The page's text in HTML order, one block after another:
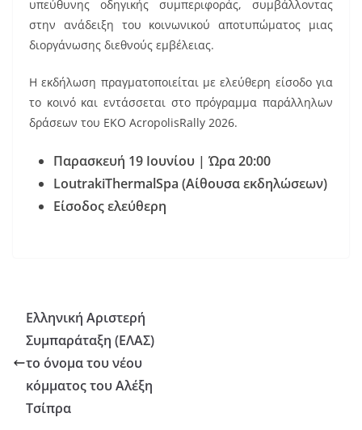
υπεύθυνης οδηγικής συμπεριφοράς, συμβάλλοντας
στην ανάδειξη του κοινωνικού αποτυπώματος μιας
διοργάνωσης διεθνούς εμβέλειας.
Η εκδήλωση πραγματοποιείται με ελεύθερη είσοδο για
το κοινό και εντάσσεται στο πρόγραμμα παράλληλων
δράσεων του ΕΚΟ AcropolisRally 2026.
Παρασκευή 19 Ιουνίου | Ώρα 20:00
LoutrakiThermalSpa (Αίθουσα εκδηλώσεων)
Είσοδος ελεύθερη
Ελληνική Αριστερή
Συμπαράταξη (ΕΛΑΣ)
το όνομα του νέου
κόμματος του Αλέξη
Τσίπρα